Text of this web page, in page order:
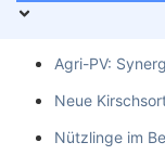
Agri-PV:
Neue
Nützlinge im